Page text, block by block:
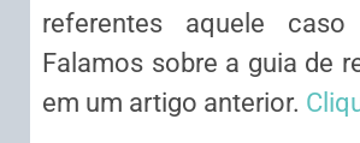
referentes aquele caso
Falamos sobre a guia de
em um artigo anterior.